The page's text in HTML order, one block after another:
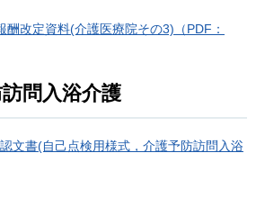
酬改定資料(介護医療院その3)（PDF：
訪問入浴介護
文書(自己点検用様式，介護予防訪問入浴